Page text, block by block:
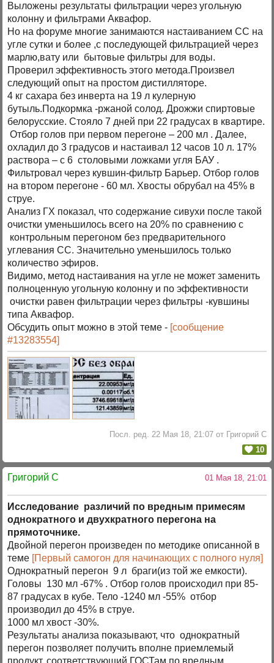
Выложены результаты фильтрации через угольную
колонну и фильтрами Аквафор.
Но на форуме многие занимаются настаиванием СС на
угле сутки и более ,с последующей фильтрацией через
марлю,вату или бытовые фильтры для воды.
Проверил эффективность этого метода.Произвел
следующий опыт на простом дистилляторе.
4 кг сахара без инверта на 19 л кулерную
бутыль.Подкормка -ржаной солод. Дрожжи спиртовые
белорусские. Стояло 7 дней при 22 градусах в квартире.
Отбор голов при первом перегоне – 200 мл . Далее,
охладил до 3 градусов и настаивал 12 часов 10 л. 17%
раствора – с 6 столовыми ложками угля БАУ .
Фильтровал через кувшин-фильтр Барьер. Отбор голов
на втором перегоне - 60 мл. Хвосты обрубал на 45% в
струе.
Анализ ГХ показал, что содержание сивухи после такой
очистки уменьшилось всего на 20% по сравнению с
контрольным перегоном без предварительного
углевания СС. Значительно уменьшилось только
количество эфиров.
Видимо, метод настаивания на угле не может заменить
полноценную угольную колонну и по эффективности
очистки равен фильтрации через фильтры -кувшины
типа Аквафор.
Обсудить опыт можно в этой теме - [сообщение
#13283554]
Посл. ред. 22 Мая 18, 21:07 от Григорий C
10
Григорий C 01 Мая 18, 21:01
Исследование различий по вредным примесям
однократного и двухкратного перегона на
прямоточнике.
Двойной перегон произведен по методике описанной в
теме [Первый самогон для начинающих с полного нуля]
Однократный перегон 9 л браги(из той же емкости).
Головы 130 мл -67% . Отбор голов происходил при 85-
87 градусах в кубе. Тело -1240 мл -55% отбор
производил до 45% в струе.
1000 мл хвост -30%.
Результаты анализа показывают, что однократный
перегон позволяет получить вполне приемлемый
продукт, соответствующий ГОСТам по вредным